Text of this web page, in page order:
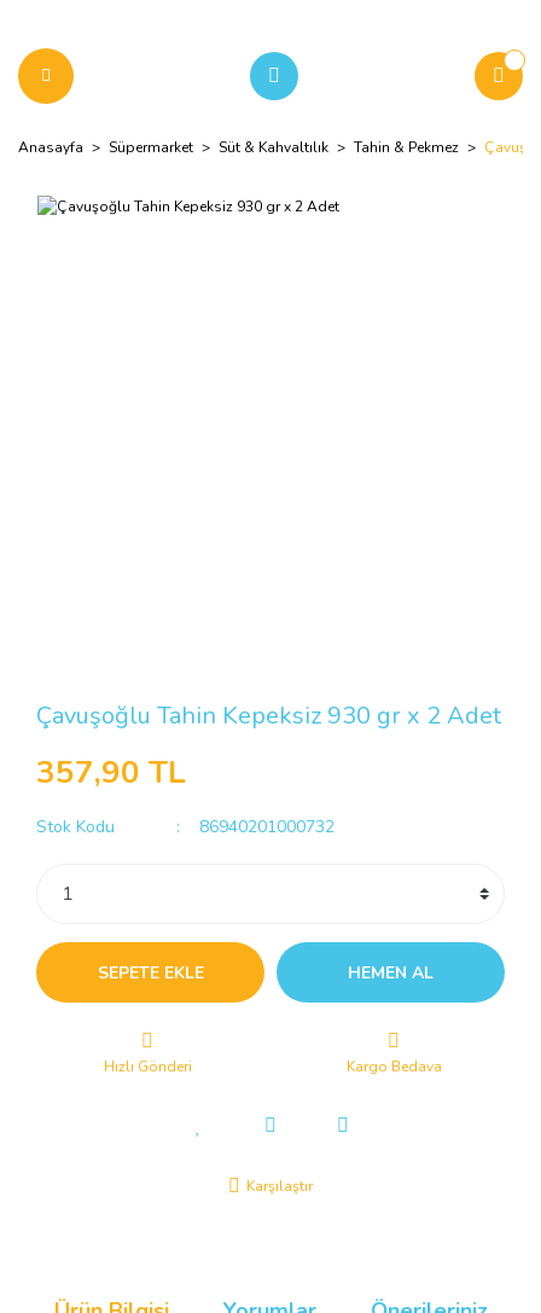
Anasayfa Süpermarket Süt & Kahvaltılık Tahin & Pekmez
Çavuşoğlu Tahin Kepeksiz 930 gr x 2 Adet
357,90 TL
Stok Kodu 86940201000732
SEPETE EKLE HEMEN AL
Hızlı Gönderi Kargo Bedava
Karşılaştır